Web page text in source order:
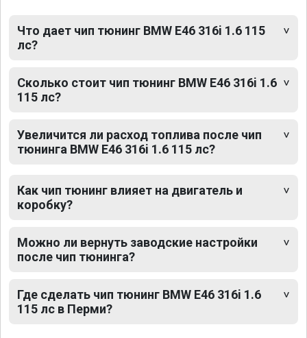
Что дает чип тюнинг BMW E46 316i 1.6 115
лс?
Сколько стоит чип тюнинг BMW E46 316i 1.6
115 лс?
Увеличится ли расход топлива после чип
тюнинга BMW E46 316i 1.6 115 лс?
Как чип тюнинг влияет на двигатель и
коробку?
Можно ли вернуть заводские настройки
после чип тюнинга?
Где сделать чип тюнинг BMW E46 316i 1.6
115 лс в Перми?